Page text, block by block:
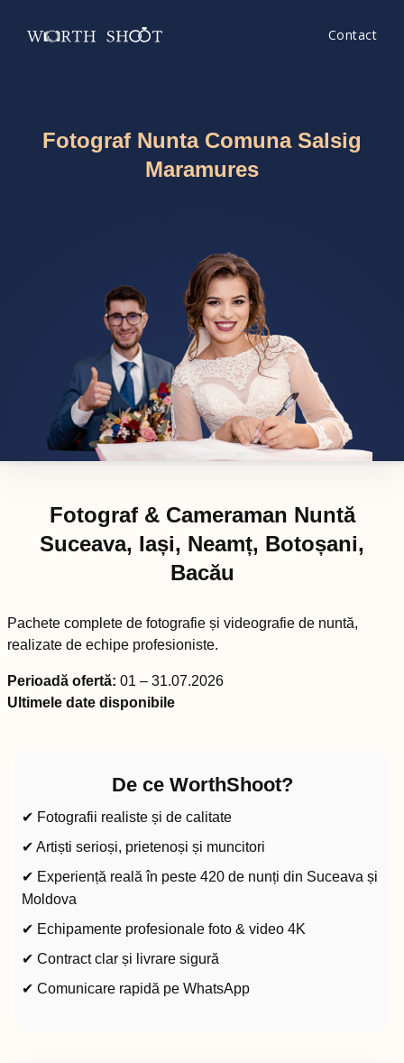
Contact
Fotograf Nunta Comuna Salsig
Maramures
Fotograf & Cameraman Nuntă
Suceava, Iași, Neamț, Botoșani,
Bacău
Pachete complete de fotografie și videografie de nuntă,
realizate de echipe profesioniste.
Perioadă ofertă: 01 – 31.07.2026
Ultimele date disponibile
De ce WorthShoot?
✔ Fotografii realiste și de calitate
✔ Artiști serioși, prietenoși și muncitori
✔ Experiență reală în peste 420 de nunți din Suceava și
Moldova
✔ Echipamente profesionale foto & video 4K
✔ Contract clar și livrare sigură
✔ Comunicare rapidă pe WhatsApp